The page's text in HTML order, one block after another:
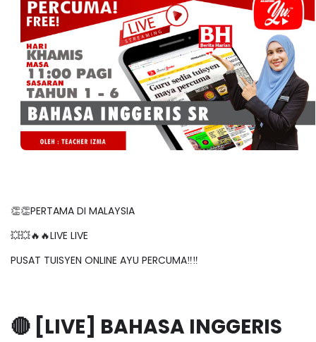
👏👏PERTAMA DI MALAYSIA
💥💥🔥🔥LIVE LIVE
PUSAT TUISYEN ONLINE AYU PERCUMA‼️‼️
🔴 [LIVE] BAHASA INGGERIS